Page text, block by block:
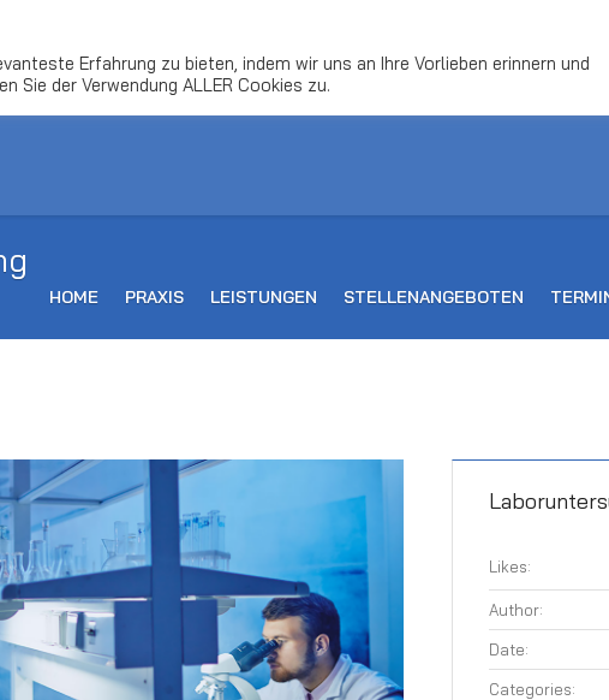
HOME PRAXIS LEISTUNGEN STELLENANGEBOTEN
Likes:
Author:
Date:
Categories:
Erfahrung zu bieten, indem wir uns an Ihre Vorlieben erinnern und
Sie der Verwendung ALLER Cookies zu.